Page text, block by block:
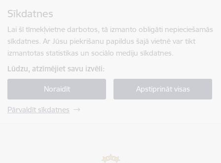
Sīkdatnes
Lai šī tīmekļvietne darbotos, tā izmanto obligāti nepieciešamās
sīkdatnes. Ar Jūsu piekrišanu papildus šajā vietnē var tikt
izmantotas statistikas un sociālo mediju sīkdatnes.
Lūdzu, atzīmējiet savu izvēli:
Noraidīt Apstiprināt visas
Pārvaldīt sīkdatnes